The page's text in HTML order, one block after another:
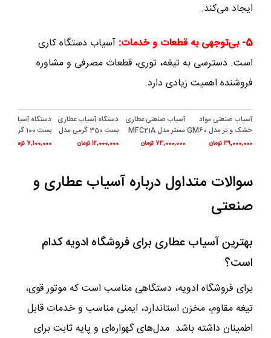
ایجاد می‌کند.
5- بی‌توجهی به قطعات و خدمات:
آسیاب دستگاه کاری
است. دسترسی به تیغه، توری، قطعات مصرفی و مشاوره
فروشنده اهمیت زیادی دارد.
آسیاب صنعتی مواد
خشک و تر مدل GM60
39,000,000تومان
آسیاب صنعتی عطاری
مستر مدل MFC21A
73,000,000 تومان
دستگاه آسیاب عطاری
بست 350 گرمی مدل
BEST 350
12,000,000تومان
دستگاه آسیاب
بست 100 گرمی
BEST 100
7,100,000 تومان
سوالات متداول درباره آسیاب عطاری و
صنعتی
بهترین آسیاب عطاری برای فروشگاه ادویه کدام
است؟
برای فروشگاه ادویه، دستگاهی مناسب است که موتور قوی،
تیغه مقاوم، مخزن استاندارد، ایمنی مناسب و خدمات قابل
اطمینان داشته باشد. مدل‌های گهواره‌ای و پایه ثابت برای